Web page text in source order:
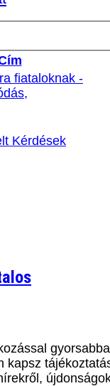
fiataloknak -
Kérdések
kapsz